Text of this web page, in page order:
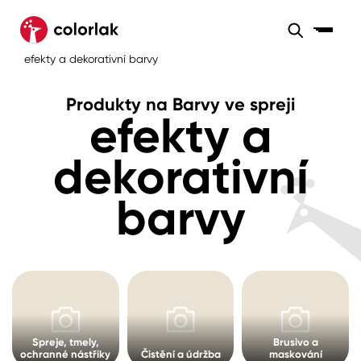
Velkoobchod Sortiment
Nátěrové
systémy
Sortiment
Prodejny
Tónovací systémy
Kariéra Reference
Kov
Dřevo
Beton, asfalt, minerální podklady
Plast, sklo, keramika
Fasády
Colorlak Dekor
Colorlak Profi
Colorlak Pta
Sortiment
efekty a dekorativní barvy
Produkty na Barvy ve spreji
efekty a
dekorativní
barvy
Spreje, tmely,
ochranné nástřiky
Čistění a údržba
Brusivo a
maskování